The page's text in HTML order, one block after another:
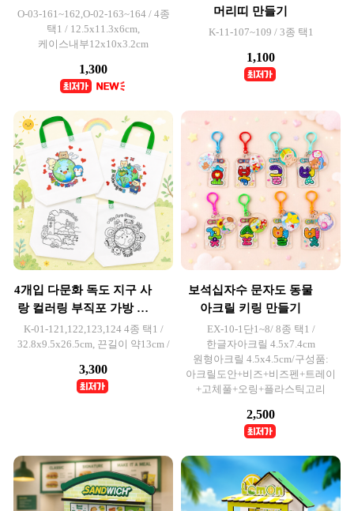
O-03-161~162,O-02-163~164 / 4종
택1 / 12.5x11.3x6cm,
케이스내부12x10x3.2cm
1,300
머리띠 만들기
K-11-107~109 / 3종 택1
1,100
4개입 다문화 독도 지구 사
랑 컬러링 부직포 가방 만
들기
K-01-121,122,123,124 4종 택1 /
32.8x9.5x26.5cm, 끈길이 약13cm /
3,300
보석십자수 문자도 동물
아크릴 키링 만들기
EX-10-1단1~8/ 8종 택1 /
한글자아크릴 4.5x7.4cm
원형아크릴 4.5x4.5cm/구성품:
아크릴도안+비즈+비즈펜+트레이
+고체풀+오링+플라스틱고리
2,500